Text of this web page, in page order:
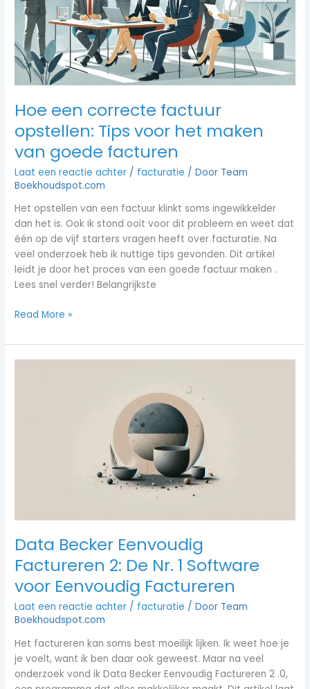
Hoe een correcte factuur
opstellen: Tips voor het maken
van goede facturen
Laat een reactie achter / facturatie / Door Team
Boekhoudspot.com
Het opstellen van een factuur klinkt soms ingewikkelder
dan het is. Ook ik stond ooit voor dit probleem en weet dat
één op de vijf starters vragen heeft over facturatie. Na
veel onderzoek heb ik nuttige tips gevonden. Dit artikel
leidt je door het proces van een goede factuur maken .
Lees snel verder! Belangrijkste
Tips
voor
het
maken
van
goede
Read More »
Data Becker Eenvoudig
Factureren 2: De Nr. 1 Software
voor Eenvoudig Factureren
Laat een reactie achter / facturatie / Door Team
Boekhoudspot.com
Het factureren kan soms best moeilijk lijken. Ik weet hoe je
je voelt, want ik ben daar ook geweest. Maar na veel
onderzoek vond ik Data Becker Eenvoudig Factureren 2 .0,
Eenvoudig